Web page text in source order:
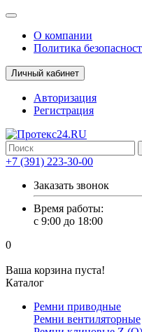
О компании
Политика
Личный кабинет
Авторизация
Регистрация
+7 (391) 223-30-00
Заказать звонок
Время работы:
с 9:00 до 18:00
0
Ваша корзина пуста!
Каталог
Ремни приводные
Ремни вентиляторные